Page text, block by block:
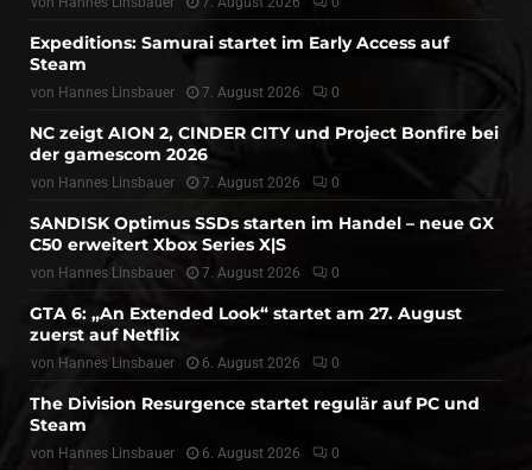
Expeditions: Samurai startet im Early Access auf
Steam
von Hannes Linsbauer 7. August 2026 0
NC zeigt AION 2, CINDER CITY und Project Bonfire bei
der gamescom 2026
von Hannes Linsbauer 7. August 2026 0
SANDISK Optimus SSDs starten im Handel – neue GX
C50 erweitert Xbox Series X|S
von Hannes Linsbauer 7. August 2026 0
GTA 6: „An Extended Look“ startet am 27. August
zuerst auf Netflix
von Hannes Linsbauer 6. August 2026 0
The Division Resurgence startet regulär auf PC und
Steam
von Hannes Linsbauer 6. August 2026 0